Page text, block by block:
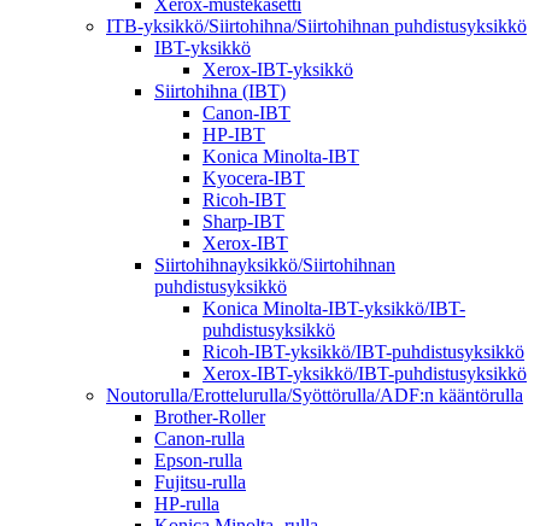
Xerox-mustekasetti
ITB-yksikkö/Siirtohihna/Siirtohihnan puhdistusyksikkö
IBT-yksikkö
Xerox-IBT-yksikkö
Siirtohihna (IBT)
Canon-IBT
HP-IBT
Konica Minolta-IBT
Kyocera-IBT
Ricoh-IBT
Sharp-IBT
Xerox-IBT
Siirtohihnayksikkö/Siirtohihnan
puhdistusyksikkö
Konica Minolta-IBT-yksikkö/IBT-
puhdistusyksikkö
Ricoh-IBT-yksikkö/IBT-puhdistusyksikkö
Xerox-IBT-yksikkö/IBT-puhdistusyksikkö
Noutorulla/Erottelurulla/Syöttörulla/ADF:n kääntörulla
Brother-Roller
Canon-rulla
Epson-rulla
Fujitsu-rulla
HP-rulla